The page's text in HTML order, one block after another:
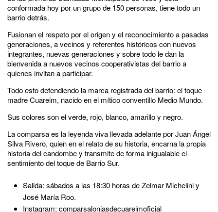
conformada hoy por un grupo de 150 personas, tiene todo un
barrio detrás.
Fusionan el respeto por el origen y el reconocimiento a pasadas
generaciones, a vecinos y referentes históricos con nuevos
integrantes, nuevas generaciones y sobre todo le dan la
bienvenida a nuevos vecinos cooperativistas del barrio a
quienes invitan a participar.
Todo esto defendiendo la marca registrada del barrio: el toque
madre Cuareim, nacido en el mítico conventillo Medio Mundo.
Sus colores son el verde, rojo, blanco, amarillo y negro.
La comparsa es la leyenda viva llevada adelante por Juan Ángel
Silva Rivero, quien en el relato de su historia, encarna la propia
historia del candombe y transmite de forma inigualable el
sentimiento del toque de Barrio Sur.
Salida: sábados a las 18:30 horas de Zelmar Michelini y
José María Roo.
Instagram: comparsalonjasdecuareimoficial